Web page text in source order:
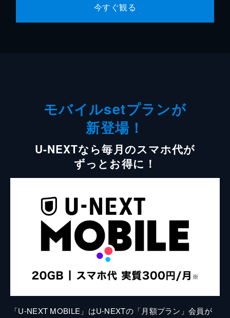
今すぐ観る
モバイルsetプランが
新登場！
U-NEXTなら毎月のスマホ代が
ずっとお得に！
「U-NEXT MOBILE」はU-NEXTの「月額プラン」会員が